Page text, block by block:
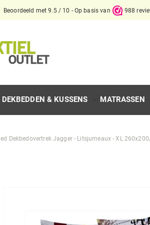
Beoordeeld met 9.5 / 10 - Op basis van 988
DEKBEDDEN & KUSSENS MATRASSEN
Dekbedovertrek Jagger - Litsjumeaux - XL